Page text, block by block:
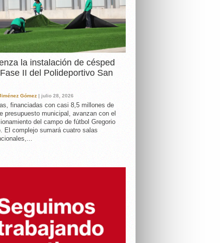
la instalación de césped
II del Polideportivo San
Gómez | julio 28, 2026
financiadas con casi 8,5 millones de
presupuesto municipal, avanzan con el
del campo de fútbol Gregorio
El complejo sumará cuatro salas